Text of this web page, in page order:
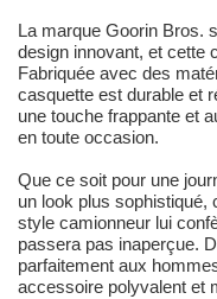
La marque Goorin Bros.
design innovant, et cette
Fabriquée avec des
casquette est durable et
une touche frappante et
en toute occasion.
Que ce soit pour une
un look plus sophistiqué,
style camionneur lui
passera pas inaperçue.
parfaitement aux
accessoire polyvalent et